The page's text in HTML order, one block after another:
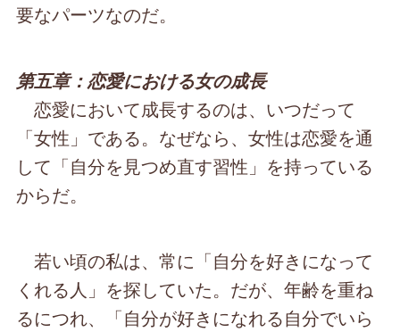
要なパーツなのだ。
第五章：恋愛における女の成長
恋愛において成長するのは、いつだって
「女性」である。なぜなら、女性は恋愛を通
して「自分を見つめ直す習性」を持っている
からだ。
若い頃の私は、常に「自分を好きになって
くれる人」を探していた。だが、年齢を重ね
るにつれ、「自分が好きになれる自分でいら